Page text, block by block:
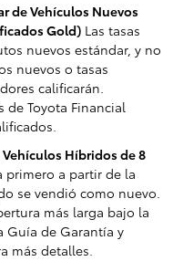
de Vehículos Nuevos
Gold) Las tasas
nuevos estándar, y no
nuevos o tasas
calificarán.
Toyota Financial
Híbridos de 8
primero a partir de la
se vendió como nuevo.
más larga bajo la
Guía de Garantía y
más detalles.